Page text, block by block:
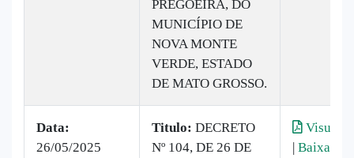
PREGOEIRA, DO
MUNICÍPIO DE
NOVA MONTE
VERDE, ESTADO
DE MATO GROSSO.
Data:
26/05/2025
Titulo: DECRETO
Nº 104, DE 26 DE
| Baixar